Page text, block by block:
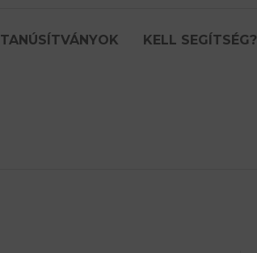
TANÚSÍTVÁNYOK KELL SEGÍTSÉG?